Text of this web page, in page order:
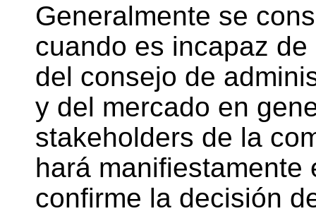
Generalmente se
cuando es incapaz
del consejo de
y del mercado en
stakeholders de la
hará manifiestamente
confirme la decisión